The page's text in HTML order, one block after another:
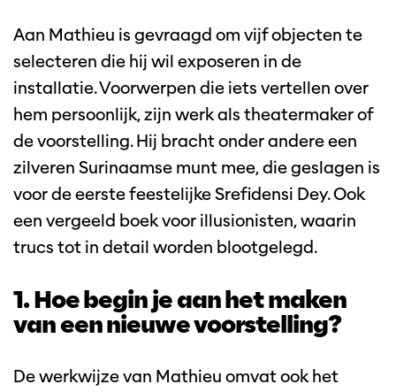
Aan Mathieu is gevraagd om vijf objecten te
selecteren die hij wil exposeren in de
installatie. Voorwerpen die iets vertellen over
hem persoonlijk, zijn werk als theatermaker of
de voorstelling. Hij bracht onder andere een
zilveren Surinaamse munt mee, die geslagen is
voor de eerste feestelijke Srefidensi Dey. Ook
een vergeeld boek voor illusionisten, waarin
trucs tot in detail worden blootgelegd.
1. Hoe begin je aan het maken
van een nieuwe voorstelling?
De werkwijze van Mathieu omvat ook het